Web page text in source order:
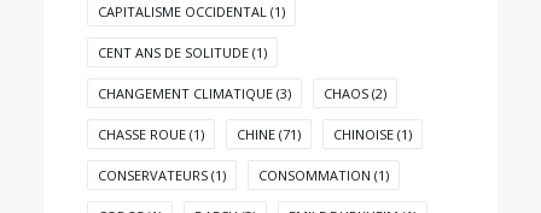
CAPITALISME OCCIDENTAL (1)
CENT ANS DE SOLITUDE (1)
CHANGEMENT CLIMATIQUE (3) CHAOS (2)
CHASSE ROUE (1) CHINE (71) CHINOISE (1)
CONSERVATEURS (1) CONSOMMATION (1)